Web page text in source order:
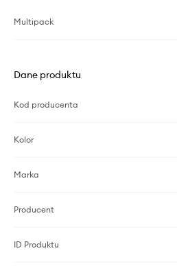
Multipack
Dane produktu
Kod producenta
Kolor
Marka
Producent
ID Produktu